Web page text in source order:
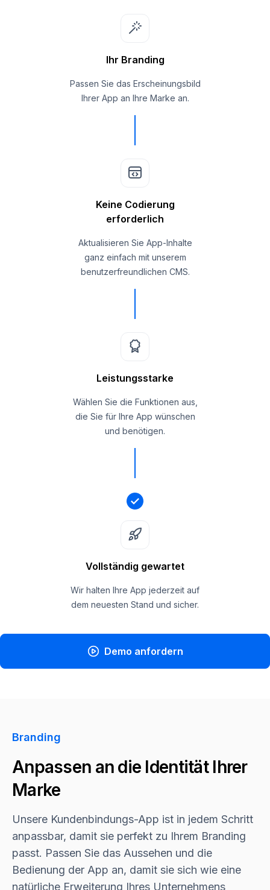
Ihr Branding
Passen Sie das Erscheinungsbild
Ihrer App an Ihre Marke an.
Keine Codierung
erforderlich
Aktualisieren Sie App-Inhalte
ganz einfach mit unserem
benutzerfreundlichen CMS.
Leistungsstarke
Wählen Sie die Funktionen aus,
die Sie für Ihre App wünschen
und benötigen.
Vollständig gewartet
Wir halten Ihre App jederzeit auf
dem neuesten Stand und sicher.
Demo anfordern
Branding
Anpassen an die Identität Ihrer
Marke
Unsere Kundenbindungs-App ist in jedem Schritt
anpassbar, damit sie perfekt zu Ihrem Branding
passt. Passen Sie das Aussehen und die
Bedienung der App an, damit sie sich wie eine
natürliche Erweiterung Ihres Unternehmens